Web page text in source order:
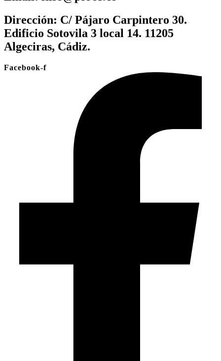
Dirección: C/ Pájaro Carpintero 30.
Edificio Sotovila 3 local 14. 11205
Algeciras, Cádiz.
Facebook-f